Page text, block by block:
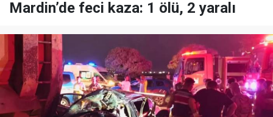
Mardin’de feci kaza: 1 ölü, 2 yaralı